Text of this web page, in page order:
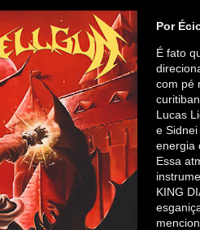
Por
É fato
com pé
Lucas
e Sidnei
energia
Essa
KING